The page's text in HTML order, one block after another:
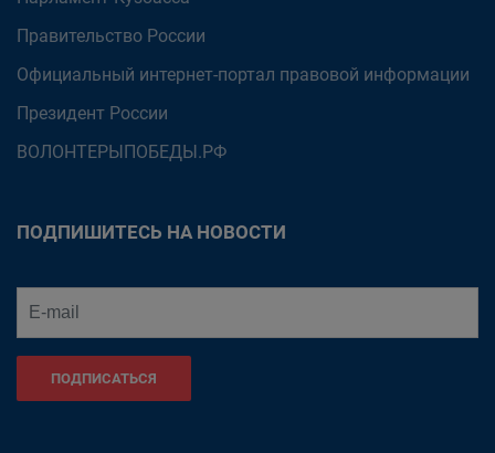
Правительство России
Официальный интернет-портал правовой информации
Президент России
ВОЛОНТЕРЫПОБЕДЫ.РФ
ПОДПИШИТЕСЬ НА НОВОСТИ
ПОДПИСАТЬСЯ